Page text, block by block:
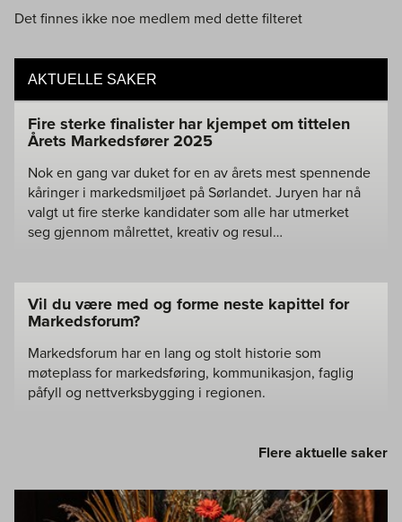
Det finnes ikke noe medlem med dette filteret
AKTUELLE SAKER
Fire sterke finalister har kjempet om tittelen
Årets Markedsfører 2025
Nok en gang var duket for en av årets mest spennende
kåringer i markedsmiljøet på Sørlandet. Juryen har nå
valgt ut fire sterke kandidater som alle har utmerket
seg gjennom målrettet, kreativ og resul…
Vil du være med og forme neste kapittel for
Markedsforum?
Markedsforum har en lang og stolt historie som
møteplass for markedsføring, kommunikasjon, faglig
påfyll og nettverksbygging i regionen.
Flere aktuelle saker